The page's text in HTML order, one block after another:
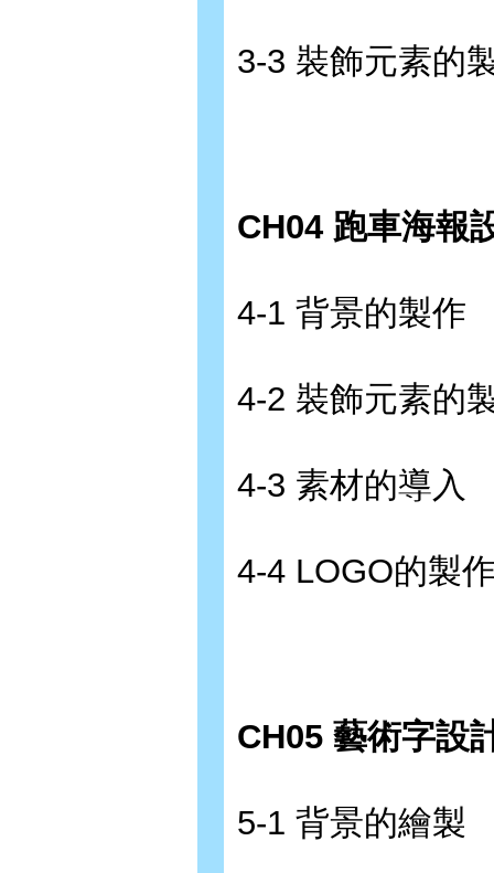
3-3 裝飾元素的
CH04 跑車海報
4-1 背景的製作
4-2 裝飾元素的
4-3 素材的導入
4-4 LOGO的製
CH05 藝術字設
5-1 背景的繪製